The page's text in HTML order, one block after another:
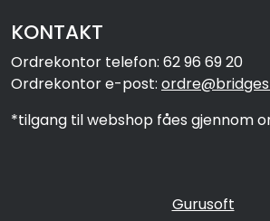
KONTAKT
Ordrekontor telefon: 62 96 69 20
Ordrekontor e-post:
*tilgang til webshop fåes gjennom
Gurusoft